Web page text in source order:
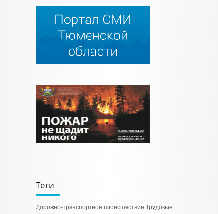
Теги
Дорожно-транспортное происшествие Трудовые